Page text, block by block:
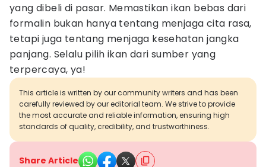
yang dibeli di pasar. Memastikan ikan bebas dari
formalin bukan hanya tentang menjaga cita rasa,
tetapi juga tentang menjaga kesehatan jangka
panjang. Selalu pilih ikan dari sumber yang
terpercaya, ya!
This article is written by our community writers and has been
carefully reviewed by our editorial team. We strive to provide
the most accurate and reliable information, ensuring high
standards of quality, credibility, and trustworthiness.
Share Article